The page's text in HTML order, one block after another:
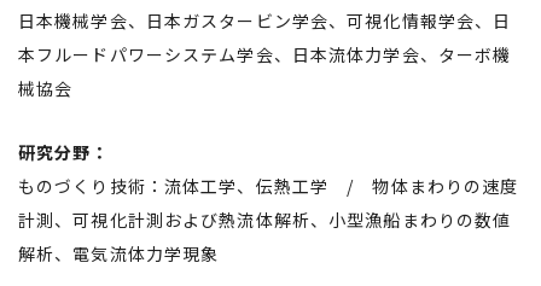
日本機械学会、日本ガスタービン学会、可視化情報学会、日
本フルードパワーシステム学会、日本流体力学会、ターボ機
械協会
研究分野：
ものづくり技術：流体工学、伝熱工学 / 物体まわりの速度
計測、可視化計測および熱流体解析、小型漁船まわりの数値
解析、電気流体力学現象